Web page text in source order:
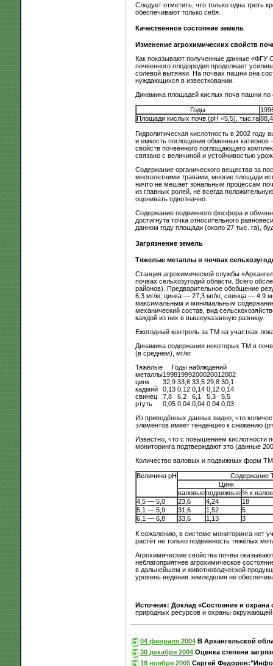
Следует отметить, что только одна треть
обеспечивают только себя.
Качественное состояние земель
Изменение агрохимических свойств
Как показывают полученные данные «ФГУ
почвенного плодородия продолжает
солевой вытяжки. На почвах пашни она
нуждающихся в известковании.
Динамика площадей кислых почв пашни по
Годы
Площади кислых почв (рН <5,5), тыс.га 88,4
Гидролитическая кислотность в 2002
и емкость поглощения обменных катионов
свойств почвенного поглощающего
связано с величиной и устойчивостью
Содержание органического вещества за
многолетними травами, многие площади
ничто не мешает зональным процессам
из главных ролей, не всегда
оценивать однозначно.
Содержание подвижного фосфора и
достигнута точка относительного
данном году площади (около 27 тыс. га),
Загрязнение земель
Тяжелые металлы в почвах
Станция агрохимической службы
почвах сельхозугодий области. Всего
районов). Предварительное обобщение
6,3 мг/кг, цинка — 27,3 мг/кг, свинца — 4,9
максимальным и минимальным
механический состав, вид
каждой из них в вышеуказанную разницу.
Ежегодный контроль за ТМ на участках
Динамика содержания некоторых ТМ в
(в среднем), мг/кг
Тяжёлые
Годы наблюдений
металлы19981999200020012002
цинк
32,9 33,6 33,5 29,8 30,1
кадмий
0,13 0,12 0,14 0,12 0,14
свинец
7,8 6,2 6,1 5,3
5,5
ртуть
0,05 0,04 0,04 0,04 0,03
Из приведённых данных видно, что
элементов имеет тенденцию к снижению
Известно, что с повышением кислотности
мониторинга подтверждают это (данные
Количество валовых и подвижных форм ТМ
Величина рН
Содержание
Цинк
валовые подвижные % к
4,5 — 5,0
23,6 4,24
18
5,1 — 5,9
31,6 1,52
5
6,1 — 6,8
33,6 1,13 3
К сожалению, в системе мониторинга нет
растёт не только подвижность тяжёлых
Агрохимические свойства почвы
неблагоприятнее агрохимическое
в дальнейшем и животноводческой
уровень ведения земледелия не
Источник: Доклад «Состояние и
природных ресурсов и охраны
04 февраля 2004В Архангельской
30 декабря 2004Оценка степени
18 ноября 2005Сергей